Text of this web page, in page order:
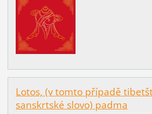
Lotos, (v tomto případě
sanskrtské slovo) padma